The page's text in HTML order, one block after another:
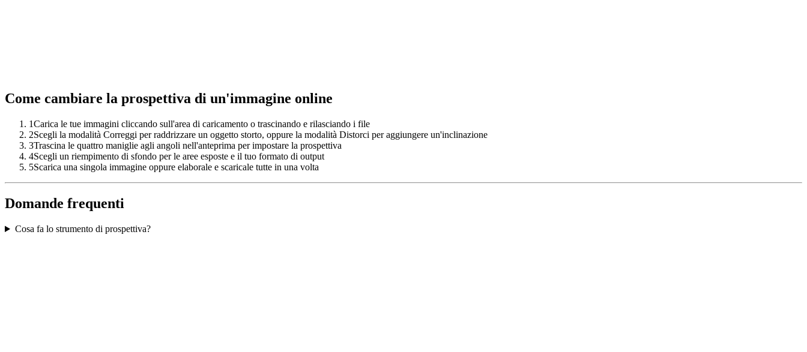
Come cambiare la prospettiva di un'immagine online
1Carica le tue immagini cliccando sull'area di caricamento o trascinando e rilasciando i file
2Scegli la modalità Correggi per raddrizzare un oggetto storto, oppure la modalità Distorci per aggiungere un'inclinazione
3Trascina le quattro maniglie agli angoli nell'anteprima per impostare la prospettiva
4Scegli un riempimento di sfondo per le aree esposte e il tuo formato di output
5Scarica una singola immagine oppure elaborale e scaricale tutte in una volta
Domande frequenti
Cosa fa lo strumento di prospettiva?